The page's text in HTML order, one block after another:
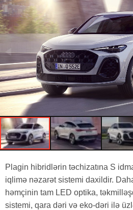
Plagin hibridlərin təchizatına S
iqlimə nəzarət sistemi daxildir.
həmçinin tam LED optika,
sistemi, qara dəri və eko-dəri ilə